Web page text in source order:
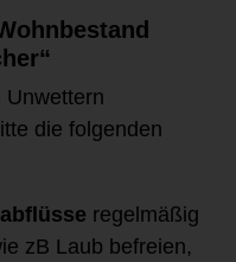
Unwettern
die folgenden
regelmäßig
zB Laub befreien,